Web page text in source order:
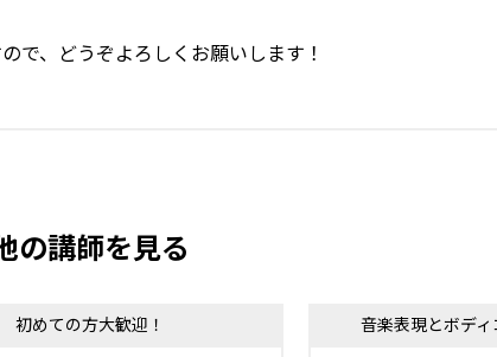
で、どうぞよろしくお願いします！
の講師を見る
初めての方大歓迎！ 音楽表現とボデ